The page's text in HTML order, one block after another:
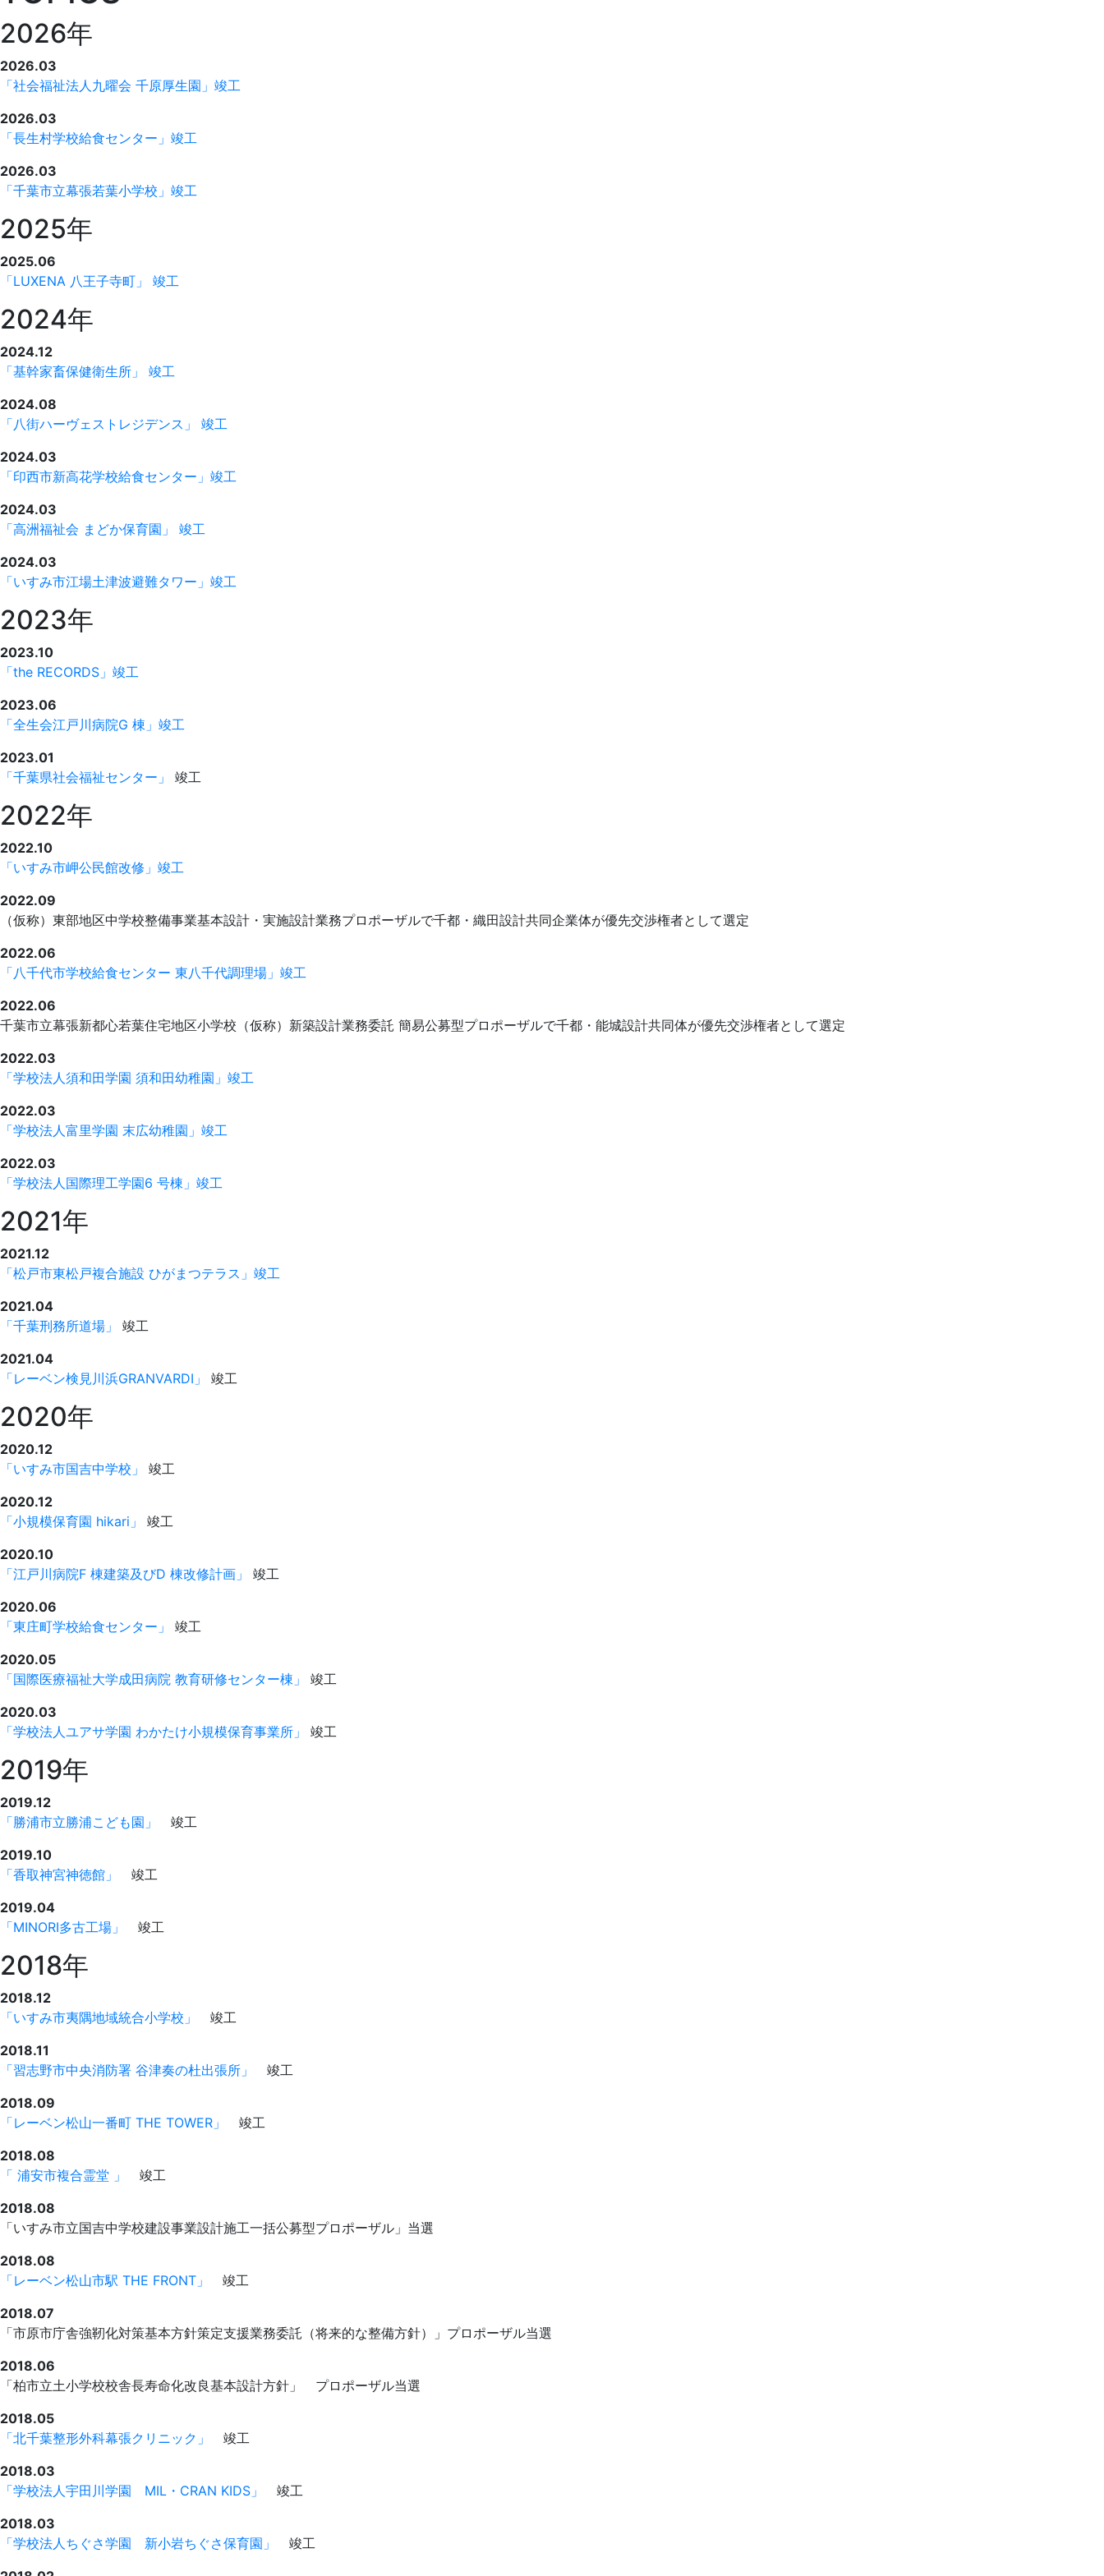
2026年
2026.03
「社会福祉法人九曜会 千原厚生園」竣工
2026.03
「長生村学校給食センター」竣工
2026.03
「千葉市立幕張若葉小学校」竣工
2025年
2025.06
「LUXENA 八王子寺町」 竣工
2024年
2024.12
「基幹家畜保健衛生所」 竣工
2024.08
「八街ハーヴェストレジデンス」 竣工
2024.03
「印西市新高花学校給食センター」竣工
2024.03
「高洲福祉会 まどか保育園」 竣工
2024.03
「いすみ市江場土津波避難タワー」竣工
2023年
2023.10
「the RECORDS」竣工
2023.06
「全生会江戸川病院G 棟」竣工
2023.01
「千葉県社会福祉センター」
竣工
2022年
2022.10
「いすみ市岬公民館改修」竣工
2022.09
（仮称）東部地区中学校整備事業基本設計・実施設計業務プロポーザルで千都・織田設計共同企業体が優先交渉権者として選定
2022.06
「八千代市学校給食センター 東八千代調理場」竣工
2022.06
千葉市立幕張新都心若葉住宅地区小学校（仮称）新築設計業務委託 簡易公募型プロポーザルで千都・能城設計共同体が優先交渉権者として選定
2022.03
「学校法人須和田学園 須和田幼稚園」竣工
2022.03
「学校法人富里学園 末広幼稚園」竣工
2022.03
「学校法人国際理工学園6 号棟」竣工
2021年
2021.12
「松戸市東松戸複合施設 ひがまつテラス」竣工
2021.04
「千葉刑務所道場」
竣工
2021.04
「レーベン検見川浜GRANVARDI」
竣工
2020年
2020.12
「いすみ市国吉中学校」
竣工
2020.12
「小規模保育園 hikari」
竣工
2020.10
「江戸川病院F 棟建築及びD 棟改修計画」
竣工
2020.06
「東庄町学校給食センター」
竣工
2020.05
「国際医療福祉大学成田病院 教育研修センター棟」
竣工
2020.03
「学校法人ユアサ学園 わかたけ小規模保育事業所」
竣工
2019年
2019.12
「勝浦市立勝浦こども園」
竣工
2019.10
「香取神宮神徳館」
竣工
2019.04
「MINORI多古工場」
竣工
2018年
2018.12
「いすみ市夷隅地域統合小学校」
竣工
2018.11
「習志野市中央消防署 谷津奏の杜出張所」
竣工
2018.09
「レーベン松山一番町 THE TOWER」
竣工
2018.08
「 浦安市複合霊堂 」
竣工
2018.08
「いすみ市立国吉中学校建設事業設計施工一括公募型プロポーザル」当選
2018.08
「レーベン松山市駅 THE FRONT」
竣工
2018.07
「市原市庁舎強靭化対策基本方針策定支援業務委託（将来的な整備方針）」プロポーザル当選
2018.06
「柏市立土小学校校舎長寿命化改良基本設計方針」 プロポーザル当選
2018.05
「北千葉整形外科幕張クリニック」
竣工
2018.03
「学校法人宇田川学園 MIL・CRAN KIDS」
竣工
2018.03
「学校法人ちぐさ学園 新小岩ちぐさ保育園」
竣工